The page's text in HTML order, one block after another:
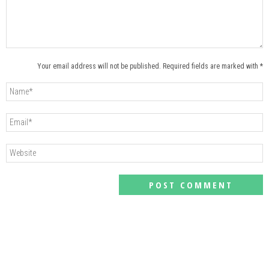
Your email address will not be published. Required fields are marked with *